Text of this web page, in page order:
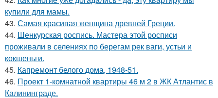
купили для мамы.
43. Самая красивая женщина древней Греции.
44. Шенкурская роспись. Мастера этой росписи
проживали в селениях по берегам рек ваги, устьи и
кокшеньги.
45. Капремонт белого дома, 1948-51.
46. Проект 1-комнатной квартиры 46 м 2 в ЖК Атлантис в
Калининграде.